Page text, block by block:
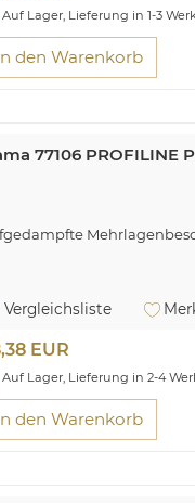
Auf Lager, Lieferung in 1-3
den Warenkorb
77106 PROFILINE
Vergleichsliste
EUR
Auf Lager, Lieferung in 2-4
den Warenkorb